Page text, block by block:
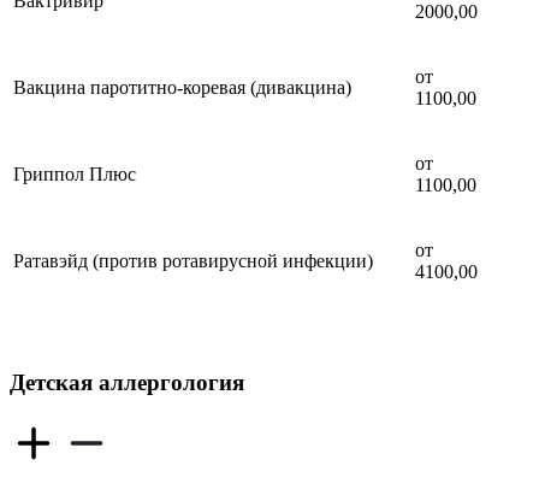
2000,00
Вакцина паротитно-коревая (дивакцина)
от
1100,00
Гриппол Плюс
от
1100,00
Ратавэйд (против ротавирусной инфекции)
от
4100,00
Детская аллергология